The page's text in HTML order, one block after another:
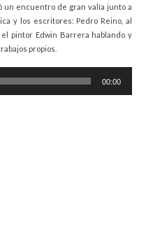
un encuentro de gran valía junto a
y los escritores: Pedro Reino, al
pintor Edwin Barrera hablando y
propios.
00:00